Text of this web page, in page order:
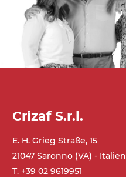
Crizaf S.r.l.
E. H. Grieg Straße, 15
21047 Saronno (VA) - Italien
T. +39 02 9619951